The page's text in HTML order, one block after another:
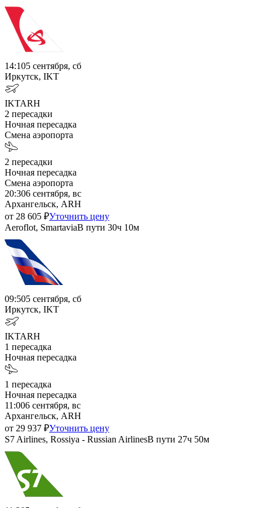
14:105 сентября, сб
Иркутск, IKT
IKTARH
2 пересадки
Ночная пересадка
Смена аэропорта
2 пересадки
Ночная пересадка
Смена аэропорта
20:306 сентября, вс
Архангельск, ARH
от 28 605 ₽Уточнить цену
Aeroflot, SmartaviaВ пути 30ч 10м
09:505 сентября, сб
Иркутск, IKT
IKTARH
1 пересадка
Ночная пересадка
1 пересадка
Ночная пересадка
11:006 сентября, вс
Архангельск, ARH
от 29 937 ₽Уточнить цену
S7 Airlines, Rossiya - Russian AirlinesВ пути 27ч 50м